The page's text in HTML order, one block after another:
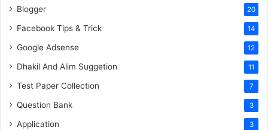
Blogger 20
Facebook Tips & Trick 14
Google Adsense 12
Dhakil And Alim Suggetion 11
Test Paper Collection 7
Question Bank 3
Application 3